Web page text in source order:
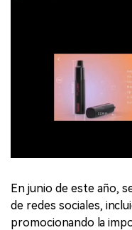
En junio de este año,
de redes sociales,
promocionando la